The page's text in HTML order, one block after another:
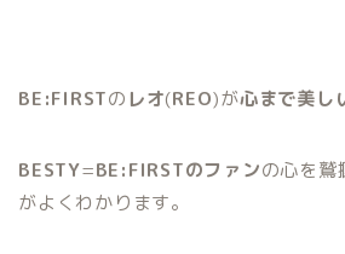
BE:FIRSTの レオ(REO)が心まで美し
BESTY=BE:FIRSTのファンの心を鷲
がよくわかります。